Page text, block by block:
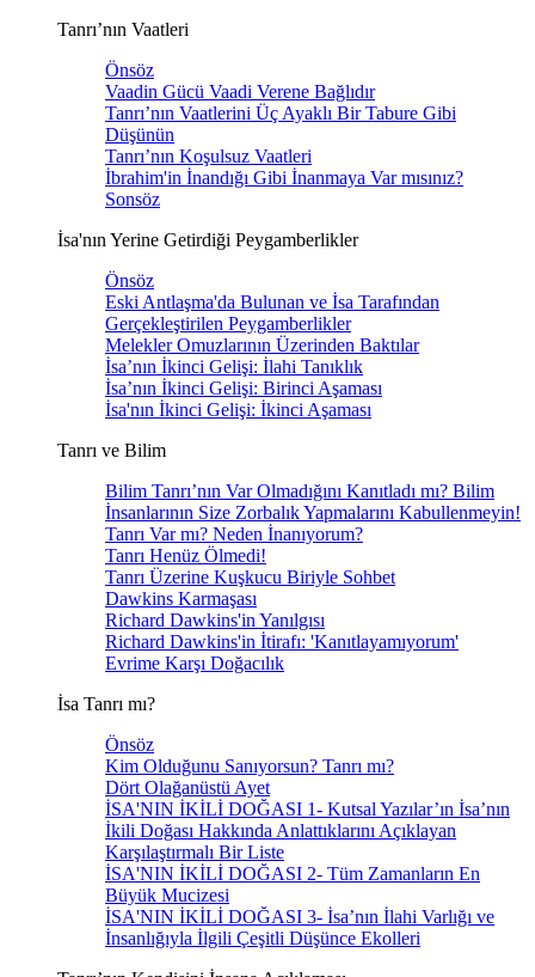
Tanrı’nın Vaatleri
Önsöz
Vaadin Gücü Vaadi Verene Bağlıdır
Tanrı’nın Vaatlerini Üç Ayaklı Bir Tabure Gibi
Düşünün
Tanrı’nın Koşulsuz Vaatleri
İbrahim'in İnandığı Gibi İnanmaya Var mısınız?
Sonsöz
İsa'nın Yerine Getirdiği Peygamberlikler
Önsöz
Eski Antlaşma'da Bulunan ve İsa Tarafından
Gerçekleştirilen Peygamberlikler
Melekler Omuzlarının Üzerinden Baktılar
İsa’nın İkinci Gelişi: İlahi Tanıklık
İsa’nın İkinci Gelişi: Birinci Aşaması
İsa'nın İkinci Gelişi: İkinci Aşaması
Tanrı ve Bilim
Bilim Tanrı’nın Var Olmadığını Kanıtladı mı? Bilim
İnsanlarının Size Zorbalık Yapmalarını Kabullenmeyin!
Tanrı Var mı? Neden İnanıyorum?
Tanrı Henüz Ölmedi!
Tanrı Üzerine Kuşkucu Biriyle Sohbet
Dawkins Karmaşası
Richard Dawkins'in Yanılgısı
Richard Dawkins'in İtirafı: 'Kanıtlayamıyorum'
Evrime Karşı Doğacılık
İsa Tanrı mı?
Önsöz
Kim Olduğunu Sanıyorsun? Tanrı mı?
Dört Olağanüstü Ayet
İSA'NIN İKİLİ DOĞASI 1- Kutsal Yazılar’ın İsa’nın
İkili Doğası Hakkında Anlattıklarını Açıklayan
Karşılaştırmalı Bir Liste
İSA'NIN İKİLİ DOĞASI 2- Tüm Zamanların En
Büyük Mucizesi
İSA'NIN İKİLİ DOĞASI 3- İsa’nın İlahi Varlığı ve
İnsanlığıyla İlgili Çeşitli Düşünce Ekolleri